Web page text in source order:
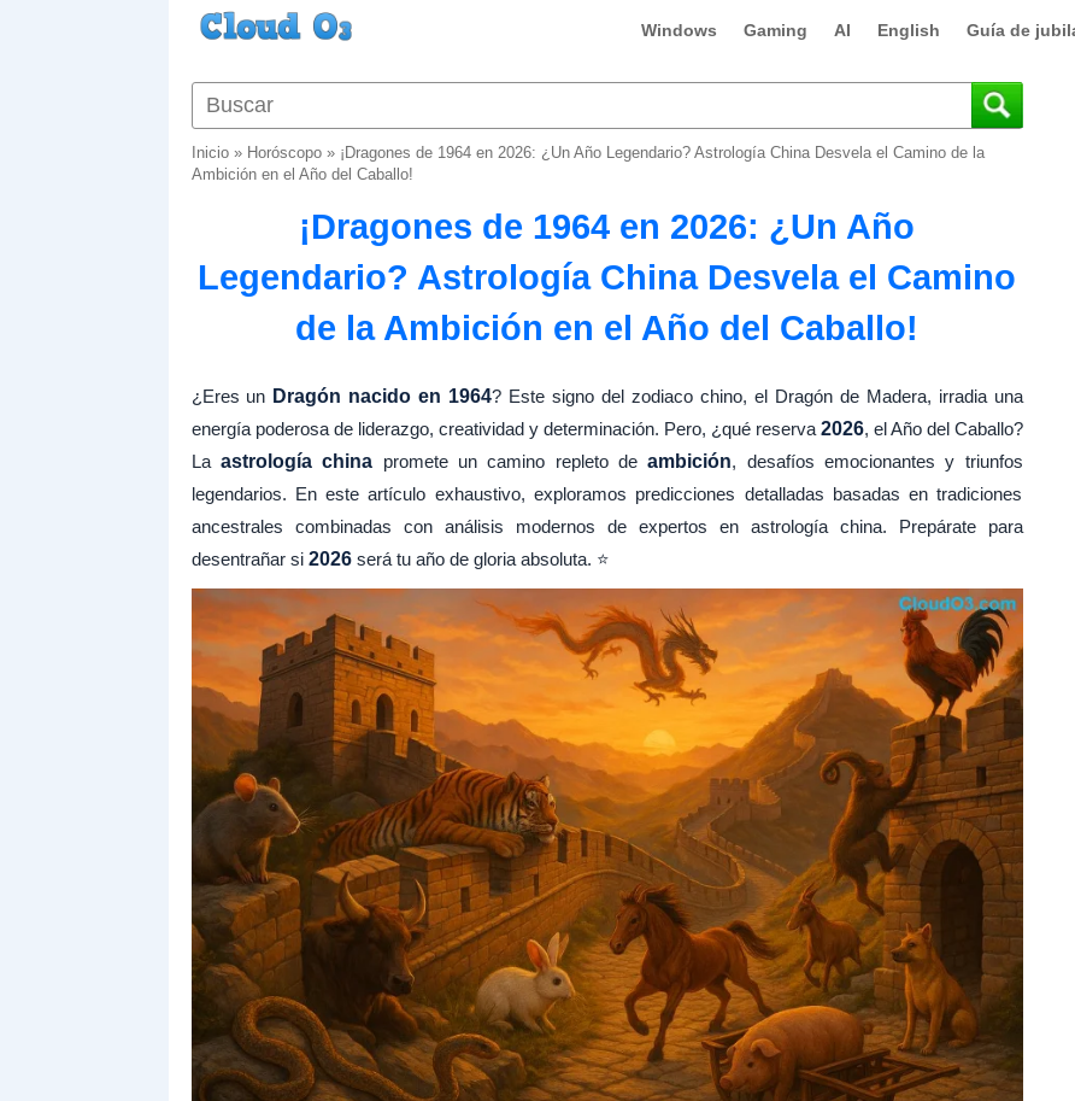
Windows Gaming AI English Guía de
Inicio» Horóscopo» ¡Dragones de 1964 en 2026: ¿Un Año Legendario? Astrología China Desvela el Camino de la
Ambición en el Año del Caballo!
¡Dragones de 1964 en 2026: ¿Un Año
Legendario? Astrología China Desvela el Camino
de la Ambición en el Año del Caballo!
¿Eres un Dragón nacido en 1964? Este signo del zodiaco chino, el Dragón de Madera, irradia una
energía poderosa de liderazgo, creatividad y determinación. Pero, ¿qué reserva 2026, el Año del Caballo?
La astrología china promete un camino repleto deambición, desafíos emocionantes y triunfos
legendarios. En este artículo exhaustivo, exploramos predicciones detalladas basadas en tradiciones
ancestrales combinadas con análisis modernos de expertos en astrología china. Prepárate para
desentrañar si 2026será tu año de gloria absoluta. ⭐